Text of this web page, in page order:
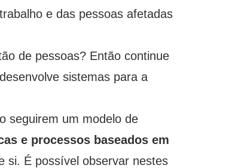
e das pessoas afetadas
de pessoas? Então continue
sistemas para a
seguirem um modelo de
e processos baseados em
si. É possível observar nestes